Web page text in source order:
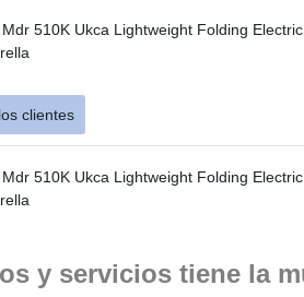
clientes
y servicios tiene la